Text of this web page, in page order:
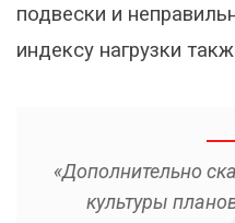
подвески и
индексу нагрузки
«Дополнительно
культуры